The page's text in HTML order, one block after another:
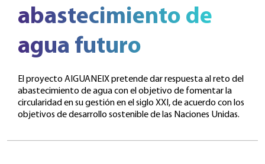
abastecimiento de
agua futuro
El proyecto AIGUANEIX pretende dar respuesta al reto del
abastecimiento de agua con el objetivo de fomentar la
circularidad en su gestión en el siglo XXI, de acuerdo con los
objetivos de desarrollo sostenible de las Naciones Unidas.